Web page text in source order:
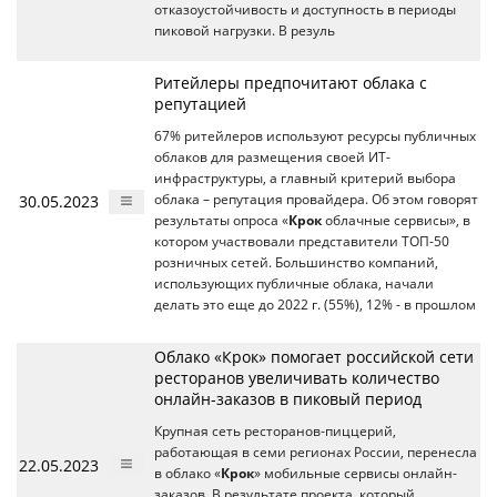
отказоустойчивость и доступность в периоды
пиковой нагрузки. В резуль
30.05.2023
Ритейлеры предпочитают облака с
репутацией
67% ритейлеров используют ресурсы публичных
облаков для размещения своей ИТ-
инфраструктуры, а главный критерий выбора
облака – репутация провайдера. Об этом говорят
результаты опроса «Крок облачные сервисы», в
котором участвовали представители ТОП-50
розничных сетей. Большинство компаний,
использующих публичные облака, начали
делать это еще до 2022 г. (55%), 12% - в прошлом
22.05.2023
Облако «Крок» помогает российской сети
ресторанов увеличивать количество
онлайн-заказов в пиковый период
Крупная сеть ресторанов-пиццерий,
работающая в семи регионах России, перенесла
в облако «Крок» мобильные сервисы онлайн-